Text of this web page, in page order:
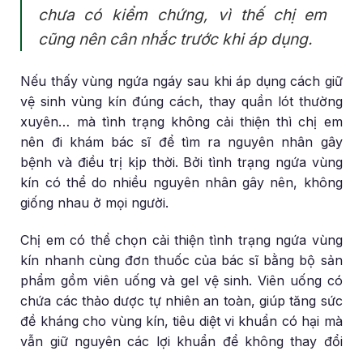
chưa có kiểm chứng, vì thế chị em
cũng nên cân nhắc trước khi áp dụng.
Nếu thấy vùng ngứa ngáy sau khi áp dụng cách giữ
vệ sinh vùng kín đúng cách, thay quần lót thường
xuyên… mà tình trạng không cải thiện thì chị em
nên đi khám bác sĩ để tìm ra nguyên nhân gây
bệnh và điều trị kịp thời. Bởi tình trạng ngứa vùng
kín có thể do nhiều nguyên nhân gây nên, không
giống nhau ở mọi người.
Chị em có thể chọn cải thiện tình trạng ngứa vùng
kín nhanh cùng đơn thuốc của bác sĩ bằng bộ sản
phẩm gồm viên uống và gel vệ sinh. Viên uống có
chứa các thảo dược tự nhiên an toàn, giúp tăng sức
đề kháng cho vùng kín, tiêu diệt vi khuẩn có hại mà
vẫn giữ nguyên các lợi khuẩn để không thay đổi